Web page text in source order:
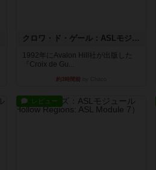
クロワ・ド・ゲール：ASLモジュール10
1992年にAvalon Hill社が出版した
『Croix de Gu...
約3時間前
レビュー